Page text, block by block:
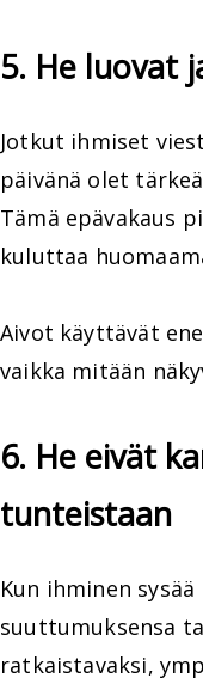
5. He luovat
Jotkut ihmiset
päivänä olet
Tämä epävakaus
kuluttaa
Aivot käyttävät
vaikka mitään
6. He eivät
tunteistaan
Kun ihminen
suuttumuksensa
ratkaistavaksi,